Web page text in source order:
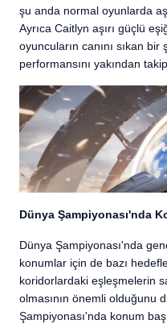
şu anda normal oyunlarda
Ayrıca Caitlyn aşırı güçlü
oyuncuların canını sıkan bir
performansını yakından
Dünya Şampiyonası'nda
Dünya Şampiyonası'nda
konumlar için de bazı
koridorlardaki eşleşmelerin
olmasının önemli olduğunu
Şampiyonası'nda konum